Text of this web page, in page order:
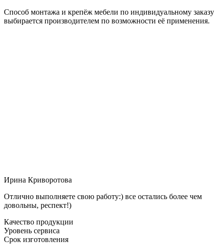
Способ монтажа и крепёж мебели по индивидуальному заказу
выбирается производителем по возможности её применения.
Ирина Криворотова
Отлично выполняете свою работу:) все остались более чем
довольны, респект!)
Качество продукции
Уровень сервиса
Срок изготовления